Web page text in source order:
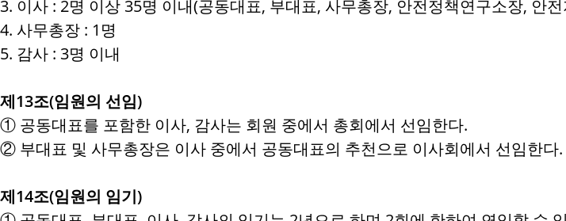
3. 이사 : 2명 이상 35명 이내(공동대표, 부대표, 사무총장, 안전정책연구소장, 안
4. 사무총장 : 1명
5. 감사 : 3명 이내
제13조(임원의 선임)
① 공동대표를 포함한 이사, 감사는 회원 중에서 총회에서 선임한다.
② 부대표 및 사무총장은 이사 중에서 공동대표의 추천으로 이사회에서 선임한다.
제14조(임원의 임기)